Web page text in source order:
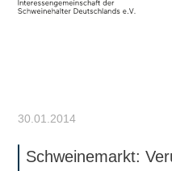
30.01.2014
Schweinemarkt: